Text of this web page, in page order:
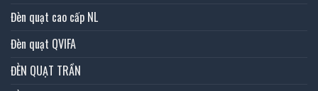
Đèn quạt cao cấp NL
Đèn quạt QVIFA
ĐÈN QUẠT TRẦN